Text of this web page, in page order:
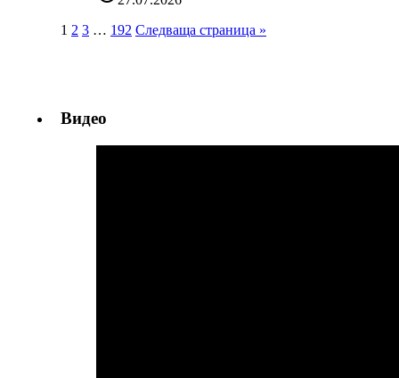
1 2 3 … 192 Следваща страница »
Видео